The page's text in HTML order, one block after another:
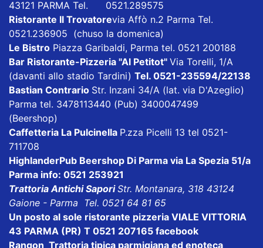
43121 PARMA Tel. 0521.289575
Ristorante Il Trovatorevia Affò n.2 Parma Tel.
0521.236905 (chuso la domenica)
Le Bistro Piazza Garibaldi, Parma tel. 0521 200188
Bar Ristorante-Pizzeria "Al Petitot" Via Torelli, 1/A
(davanti allo stadio Tardini) Tel. 0521-235594/22138
Bastian Contrario Str. Inzani 34/A (lat. via D'Azeglio)
Parma tel. 3478113440 (Pub) 3400047499
(Beershop)
Caffetteria La Pulcinella P.zza Picelli 13 tel 0521-
711708
HighlanderPub Beershop Di Parma via La Spezia 51/a
Parma info: 0521 253921
Trattoria Antichi SaporiStr. Montanara, 318 43124
Gaione - Parma Tel. 0521 64 81 65
Un posto al sole ristorante pizzeria VIALE VITTORIA
43 PARMA (PR) T 0521 207165 facebook
Rangon Trattoria tipica parmigiana ed enoteca